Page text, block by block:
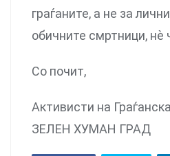
граѓаните, а не за
обичните смртници, нѐ
Со почит,
Активисти на
ЗЕЛЕН ХУМАН ГРАД